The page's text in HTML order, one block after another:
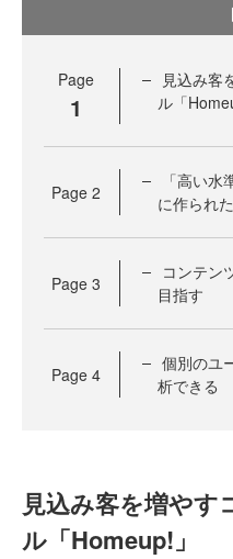
Page
1
見込み客
ル「
Page 2
「高い
に作られ
Page 3
コンテン
目指す
Page 4
個別のユ
析できる
見込み客を増やす
ル「Homeup!」